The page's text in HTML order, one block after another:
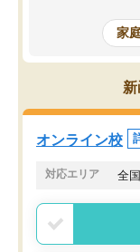
めて1年ほどだ
科目が増えてき
であるので無料
がら頑張って欲
家
オンライン校
対応エリア 全国